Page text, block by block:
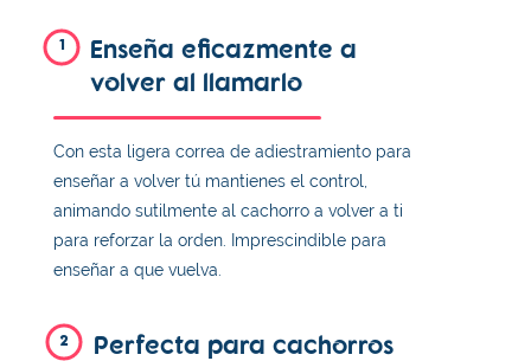
1
Enseña eficazmente a
volver al llamarlo
Con esta ligera correa de adiestramiento para
enseñar a volver tú mantienes el control,
animando sutilmente al cachorro a volver a ti
para reforzar la orden. Imprescindible para
enseñar a que vuelva.
2 Perfecta para cachorros